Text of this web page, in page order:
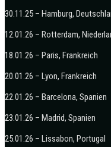
30.11.25 – Hamburg,
12.01.26 – Rotterdam,
18.01.26 – Paris, Frankreich
20.01.26 – Lyon, Frankreich
22.01.26 – Barcelona, Spanien
23.01.26 – Madrid, Spanien
25.01.26 – Lissabon, Portugal